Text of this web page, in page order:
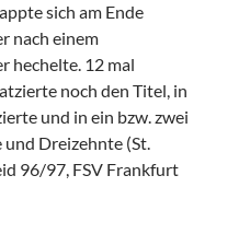
sich am Ende
nach einem
hechelte. 12 mal
noch den Titel, in
und in ein bzw. zwei
Dreizehnte (St.
96/97, FSV Frankfurt